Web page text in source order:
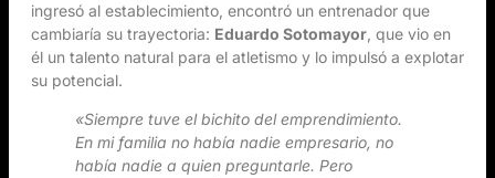
ingresó al establecimiento, encontró un entrenador que
cambiaría su trayectoria: Eduardo Sotomayor , que vio en
él un talento natural para el atletismo y lo impulsó a explotar
su potencial.
«Siempre tuve el bichito del emprendimiento.
En mi familia no había nadie empresario, no
había nadie a quien preguntarle. Pero